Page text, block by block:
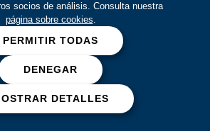
socios de análisis. Consulta nuestra
página sobre cookies.
PERMITIR TODAS
DENEGAR
DETALLES
Síguenos